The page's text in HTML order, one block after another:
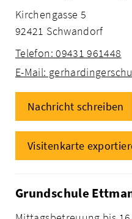
Kirchengasse 5
92421 Schwandorf
Telefon: 09431 961448
E-Mail:
Nachricht schreiben
Visitenkarte
Grundschule